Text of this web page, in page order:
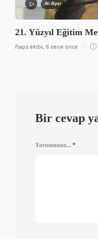
Ali Alpar
21. Yüzyıl Eğitim
flaps ekibi, 6 sene önce
Bir cevap
Yorumunuz... *